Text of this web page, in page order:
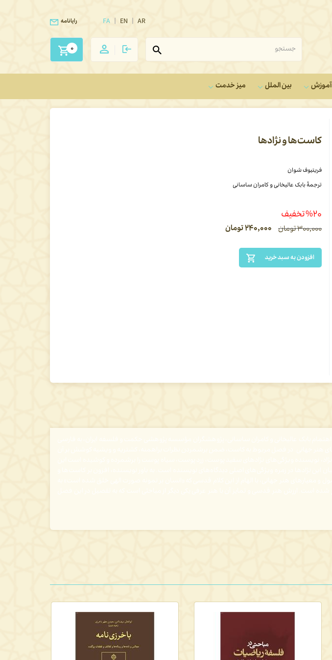
FA EN AR رایانامه
0
آموزش بین الملل میز خدمت
کاست‌ها و نژادها
فریتیوف شوان
ترجمۀ بابک عالیخانی و کامران ساسانی
۳۰۰,۰۰۰تومان ۲۴۰,۰۰۰تومان
%۲۰ تخفیف
افزودن به سبد خرید